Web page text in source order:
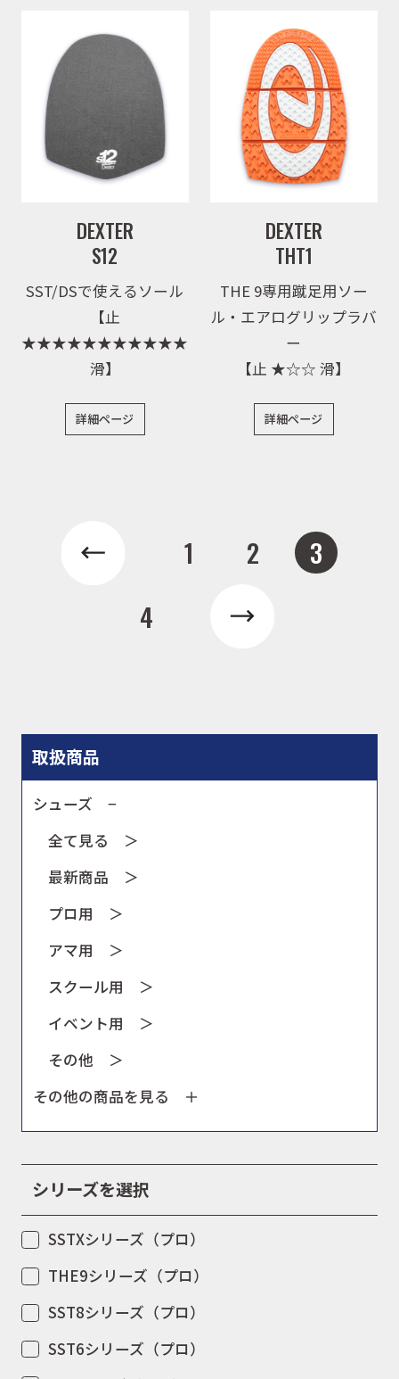
イベント
キャンペーン
取扱商品
シューズ −
全て見る ＞
最新商品 ＞
プロ用 ＞
アマ用 ＞
スクール用 ＞
イベント用 ＞
その他 ＞
その他の商品を見る
シリーズを選択
SSTXシリーズ（プロ）
THE9シリーズ（プロ）
SST8シリーズ（プロ）
SST6シリーズ（プロ）
DEXTER
S12
SST/DSで使えるソール
【止
★★★★★★★★★★★
滑】
詳細ページ
DEXTER
THT1
THE 9専用蹴足用ソー
ル・エアログリップラバ
ー
【止 ★☆☆ 滑】
詳細ページ
1 2
3
4